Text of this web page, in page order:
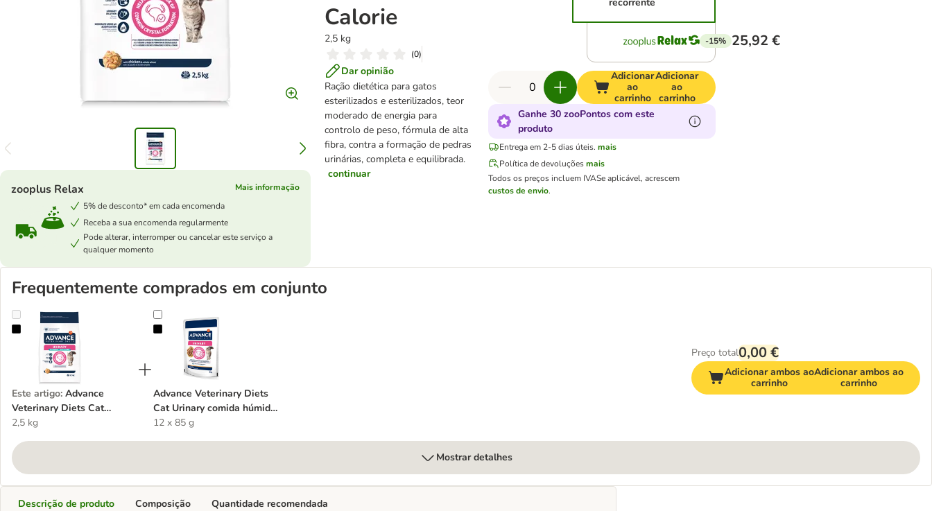
Calorie
2,5 kg
(0)
Dar opinião
Ração dietética para gatos
esterilizados e esterilizados, teor
moderado de energia para
controlo de peso, fórmula de alta
fibra, contra a formação de pedras
urinárias, completa e equilibrada.
continuar
zooplus Relax
Mais informação
5% de desconto* em cada encomenda
Receba a sua encomenda regularmente
Pode alterar, interromper ou cancelar este serviço a
qualquer momento
-15% 25,92 €
Adicionar
ao
carrinho
Adicionar
ao
carrinho
Ganhe 30 zooPontos com este
produto
Entrega em 2-5 dias úteis. mais
Política de devoluçõesmais
Todos os preços incluem IVASe aplicável, acrescem
custos de envio.
Frequentemente comprados em conjunto
Advance Veterinary Diets Cat Urinary Sterilized Low Calorie
Este artigo: Advance
Veterinary Diets Cat
Urinary Sterilized Low
2,5 kg
Advance Veterinary Diets Cat Urinary comida húmida para gatos
Advance Veterinary Diets
Cat Urinary comida húmida
para gatos
12 x 85 g
Preço total0,00 €
Adicionar ambos ao
carrinho
Adicionar ambos ao
carrinho
Mostrar detalhes
Descrição de produto Composição Quantidade recomendada